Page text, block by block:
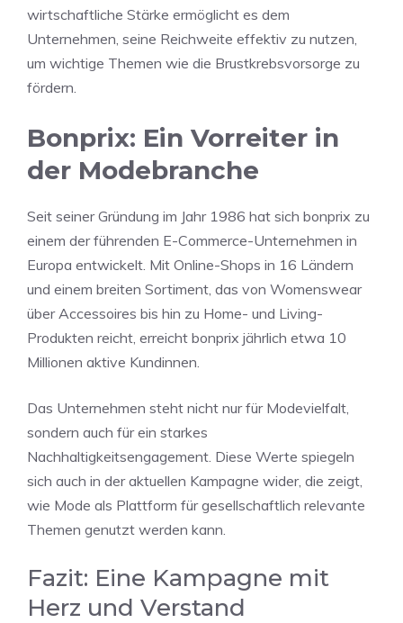
wirtschaftliche Stärke ermöglicht es dem
Unternehmen, seine Reichweite effektiv zu nutzen,
um wichtige Themen wie die Brustkrebsvorsorge zu
fördern.
Bonprix: Ein Vorreiter in
der Modebranche
Seit seiner Gründung im Jahr 1986 hat sich bonprix zu
einem der führenden E-Commerce-Unternehmen in
Europa entwickelt. Mit Online-Shops in 16 Ländern
und einem breiten Sortiment, das von Womenswear
über Accessoires bis hin zu Home- und Living-
Produkten reicht, erreicht bonprix jährlich etwa 10
Millionen aktive Kundinnen.
Das Unternehmen steht nicht nur für Modevielfalt,
sondern auch für ein starkes
Nachhaltigkeitsengagement. Diese Werte spiegeln
sich auch in der aktuellen Kampagne wider, die zeigt,
wie Mode als Plattform für gesellschaftlich relevante
Themen genutzt werden kann.
Fazit: Eine Kampagne mit
Herz und Verstand